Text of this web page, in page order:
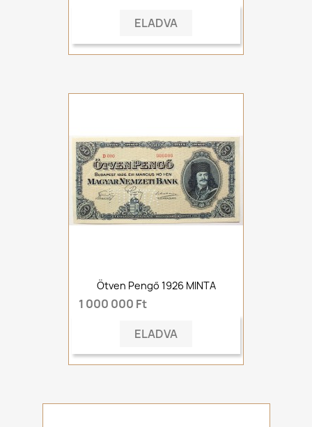
ELADVA
Ötven Pengő 1926 MINTA
1 000 000 Ft
ELADVA